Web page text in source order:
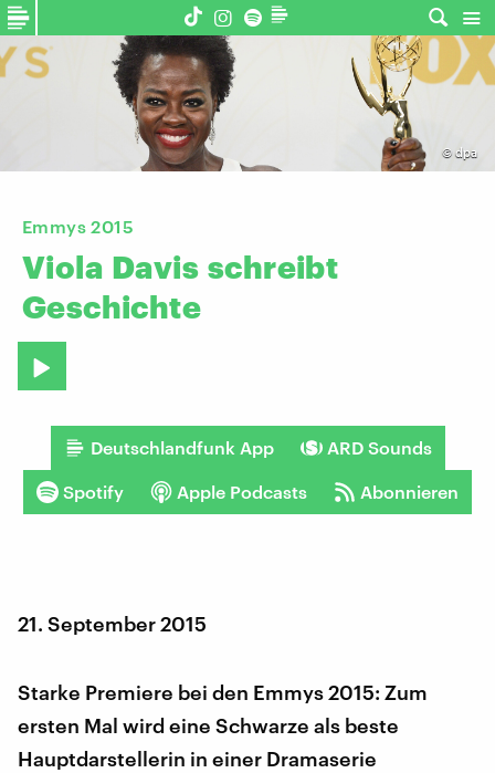
© dpa
Emmys 2015
Viola Davis schreibt
Geschichte
Deutschlandfunk App ARD Sounds
Spotify Apple Podcasts Abonnieren
21. September 2015
Starke Premiere bei den Emmys 2015: Zum
ersten Mal wird eine Schwarze als beste
Hauptdarstellerin in einer Dramaserie